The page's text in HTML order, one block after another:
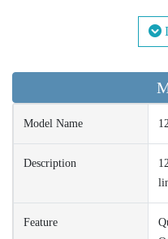
Model Name
Description
Feature